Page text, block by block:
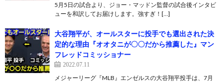
5月5日の試合より、ジョー・マッドン監督の試合後インタビ
ューを和訳してお届けします。強すぎ！[…]
大谷翔平が、オールスターに投手でも選出された決
定的な理由『オオタニが〇〇だから推薦した』マン
フレッドコミッショナー
2022.07.11
メジャーリーグ『MLB』エンゼルスの大谷翔平投手は、7月